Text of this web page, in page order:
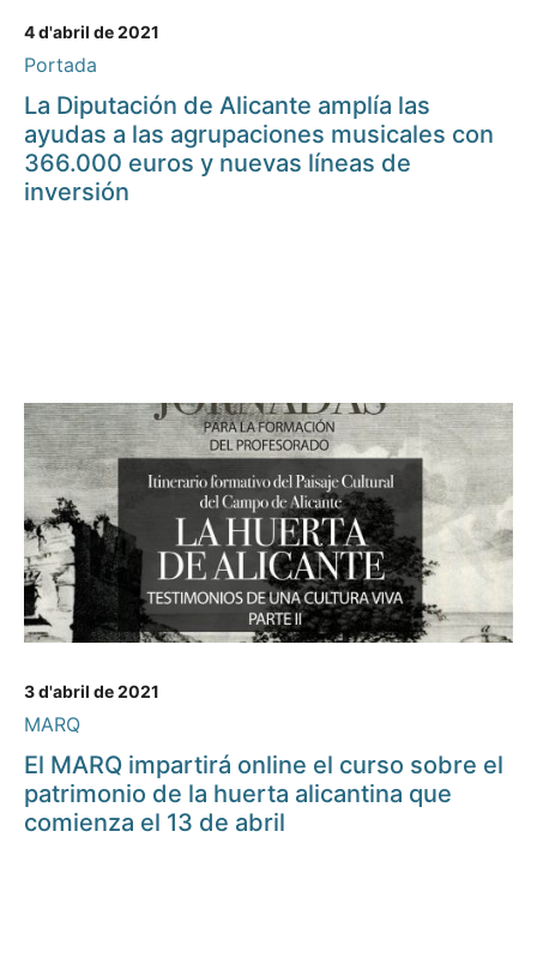
4 d'abril de 2021
Portada
La Diputación de Alicante amplía las
ayudas a las agrupaciones musicales con
366.000 euros y nuevas líneas de
inversión
3 d'abril de 2021
MARQ
El MARQ impartirá online el curso sobre el
patrimonio de la huerta alicantina que
comienza el 13 de abril